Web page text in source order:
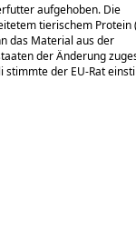
aufgehoben. Die
tierischem Protein
das Material aus der
der Änderung
stimmte der EU-Rat